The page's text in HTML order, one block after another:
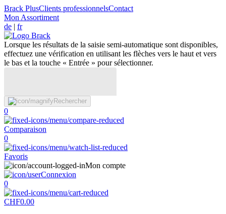
Brack PlusClients professionnelsContact
Mon Assortiment
de | fr
Lorsque les résultats de la saisie semi-automatique sont disponibles,
effectuez une vérification en utilisant les flèches vers le haut et vers
le bas et la touche « Entrée » pour sélectionner.
Rechercher
0
Comparaison
0
Favoris
Mon compte
Connexion
0
CHF0.00